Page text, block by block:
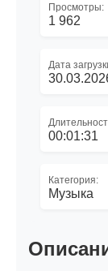
Просмотры:
1 962
Дата
00:01:31
Категория:
Музыка